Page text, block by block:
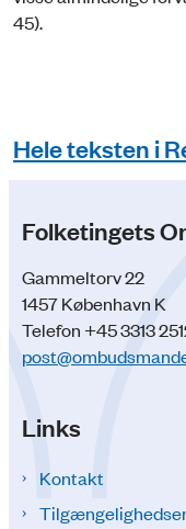
45).
Hele teksten i
Folketingets
Gammeltorv 22
1457 København K
Telefon +45 3313
Links
Kontakt